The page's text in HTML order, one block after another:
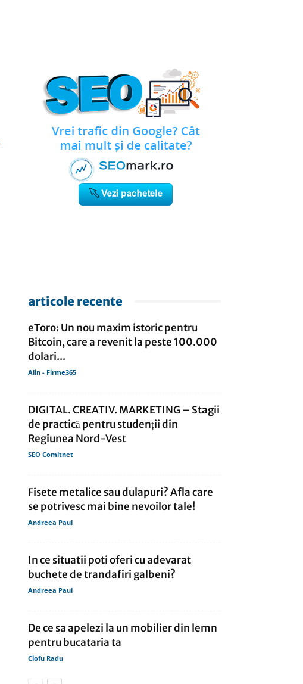
articole recente
eToro: Un nou maxim istoric pentru
Bitcoin, care a revenit la peste 100.000
dolari...
Alin - Firme365
DIGITAL. CREATIV. MARKETING – Stagii
de practică pentru studenții din
Regiunea Nord-Vest
SEO Comitnet
Fisete metalice sau dulapuri? Afla care
se potrivesc mai bine nevoilor tale!
Andreea Paul
In ce situatii poti oferi cu adevarat
buchete de trandafiri galbeni?
Andreea Paul
De ce sa apelezi la un mobilier din lemn
pentru bucataria ta
Ciofu Radu